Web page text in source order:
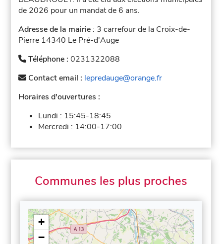
de 2026 pour un mandat de 6 ans.
Adresse de la mairie : 3 carrefour de la Croix-de-
Pierre 14340 Le Pré-d'Auge
Téléphone :0231322088
Contact email : lepredauge@orange.fr
Horaires d'ouvertures :
Lundi : 15:45-18:45
Mercredi : 14:00-17:00
Communes les plus proches
+
−